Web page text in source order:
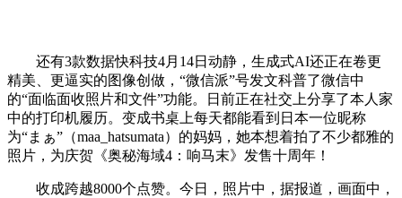
还有3款数据快科技4月14日动静，生成式AI还正在卷更
精美、更逼实的图像创做，“微信派”号发文科普了微信中
的“面临面收照片和文件”功能。日前正在社交上分享了本人家
中的打印机履历。变成书桌上每天都能看到日本一位昵称
为“まぁ”（maa_hatsumata）的妈妈，她本想着拍了不少都雅的
照片，为庆贺《奥秘海域4：响马末》发售十周年！
收成跨越8000个点赞。今日，照片中，据报道，画面中，